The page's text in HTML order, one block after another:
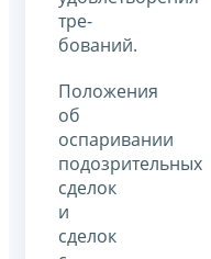
тре­
бований.
Положения
об
оспаривании
подозрительных
сделок
и
сделок